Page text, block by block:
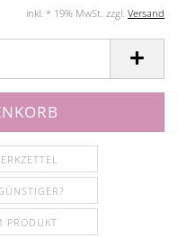
inkl. * 19% MwSt. zzgl. Versand
PRODUKT